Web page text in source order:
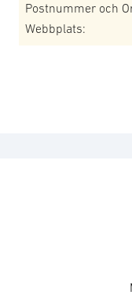
Postnummer och
Webbplats: